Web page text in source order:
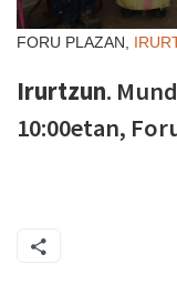
FORU PLAZAN,
Irurtzun.
10:00etan,